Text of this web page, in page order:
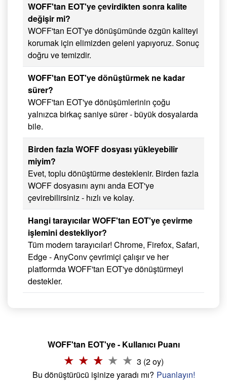
WOFF'tan EOT'ye çevirdikten sonra kalite
değişir mi?
WOFF'tan EOT'ye dönüşümünde özgün kaliteyi
korumak için elimizden geleni yapıyoruz. Sonuç
doğru ve temizdir.
WOFF'tan EOT'ye dönüştürmek ne kadar
sürer?
WOFF'tan EOT'ye dönüşümlerinin çoğu
yalnızca birkaç saniye sürer - büyük dosyalarda
bile.
Birden fazla WOFF dosyası yükleyebilir
miyim?
Evet, toplu dönüştürme desteklenir. Birden fazla
WOFF dosyasını aynı anda EOT'ye
çevirebilirsiniz - hızlı ve kolay.
Hangi tarayıcılar WOFF'tan EOT'ye çevirme
işlemini destekliyor?
Tüm modern tarayıcılar! Chrome, Firefox, Safari,
Edge - AnyConv çevrimiçi çalışır ve her
platformda WOFF'tan EOT'ye dönüştürmeyi
destekler.
WOFF'tan EOT'ye - Kullanıcı Puanı
3 (2 oy)
Bu dönüştürücü işinize yaradı mı? Puanlayın!